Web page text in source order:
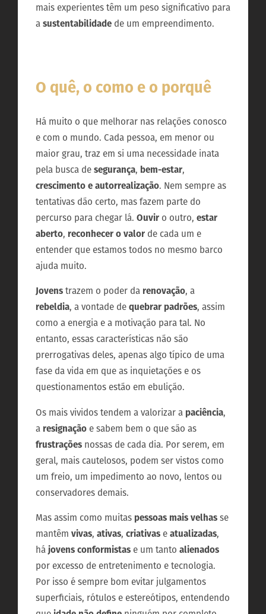
mais experientes têm um peso significativo para
asustentabilidade de um empreendimento.
O quê, o como e o porquê
Há muito o que melhorar nas relações conosco
e com o mundo. Cada pessoa, em menor ou
maior grau, traz em si uma necessidade inata
pela busca desegurança, bem-estar,
crescimento e autorrealização. Nem sempre as
tentativas dão certo, mas fazem parte do
percurso para chegar lá. Ouvir o outro, estar
aberto, reconhecer o valor de cada um e
entender que estamos todos no mesmo barco
ajuda muito.
Jovenstrazem o poder da renovação, a
rebeldia, a vontade dequebrar padrões, assim
como a energia e a motivação para tal. No
entanto, essas características não são
prerrogativas deles, apenas algo típico de uma
fase da vida em que as inquietações e os
questionamentos estão em ebulição.
Os mais vividos tendem a valorizar a paciência,
a resignação e sabem bem o que são as
frustrações nossas de cada dia. Por serem, em
geral, mais cautelosos, podem ser vistos como
um freio, um impedimento ao novo, lentos ou
conservadores demais.
Mas assim como muitas pessoas mais velhasse
mantêm vivas, ativas, criativas eatualizadas,
hájovens conformistas e um tanto alienados
por excesso de entretenimento e tecnologia.
Por isso é sempre bom evitar julgamentos
superficiais, rótulos e estereótipos, entendendo